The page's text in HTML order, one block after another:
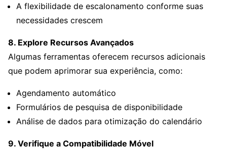
A flexibilidade de escalonamento conforme suas
necessidades crescem
8. Explore Recursos Avançados
Algumas ferramentas oferecem recursos adicionais
que podem aprimorar sua experiência, como:
Agendamento automático
Formulários de pesquisa de disponibilidade
Análise de dados para otimização do calendário
9. Verifique a Compatibilidade Móvel